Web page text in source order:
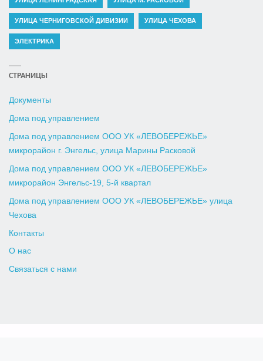
УЛИЦА ЧЕРНИГОВСКОЙ ДИВИЗИИ УЛИЦА ЧЕХОВА
ЭЛЕКТРИКА
СТРАНИЦЫ
Документы
Дома под управлением
Дома под управлением ООО УК «ЛЕВОБЕРЕЖЬЕ»
микрорайон г. Энгельс, улица Марины Расковой
Дома под управлением ООО УК «ЛЕВОБЕРЕЖЬЕ»
микрорайон Энгельс-19, 5-й квартал
Дома под управлением ООО УК «ЛЕВОБЕРЕЖЬЕ» улица
Чехова
Контакты
О нас
Связаться с нами